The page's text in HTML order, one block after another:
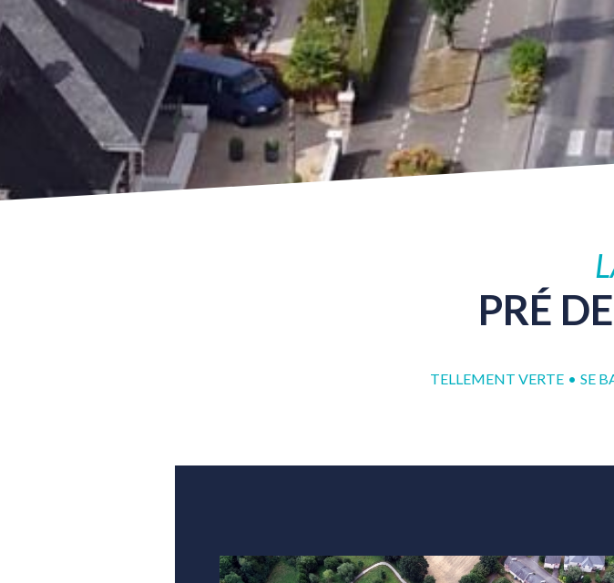
PRÉ DE
TELLEMENT VERTE • SE